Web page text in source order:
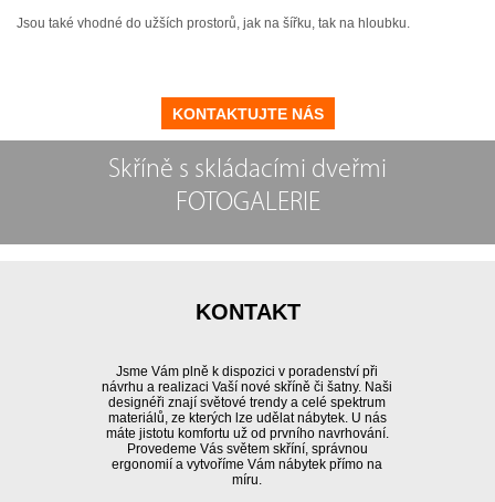
Jsou také vhodné do užších prostorů, jak na šířku, tak na hloubku.
KONTAKTUJTE NÁS
Skříně s skládacími dveřmi
FOTOGALERIE
KONTAKT
Jsme Vám plně k dispozici v poradenství při
návrhu a realizaci Vaší nové skříně či šatny. Naši
designéři znají světové trendy a celé spektrum
materiálů, ze kterých lze udělat nábytek. U nás
máte jistotu komfortu už od prvního navrhování.
Provedeme Vás světem skříní, správnou
ergonomií a vytvoříme Vám nábytek přímo na
míru.